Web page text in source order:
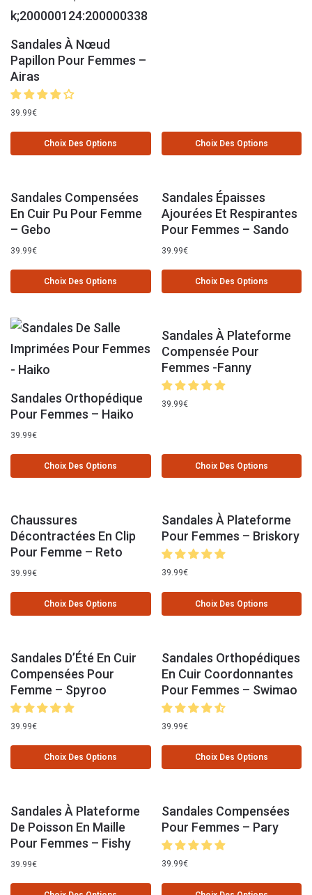
Sandales À Nœud
Papillon Pour Femmes –
Airas
39.99€
Choix Des Options Choix Des Options
Sandales Compensées
En Cuir Pu Pour Femme
– Gebo
39.99€
Choix Des Options
Sandales Épaisses
Ajourées Et Respirantes
Pour Femmes – Sando
39.99€
Choix Des Options
Sandales Orthopédique
Pour Femmes – Haiko
39.99€
Choix Des Options
Sandales À Plateforme
Compensée Pour
Femmes -Fanny
39.99€
Choix Des Options
Chaussures
Décontractées En Clip
Pour Femme – Reto
39.99€
Choix Des Options
Sandales À Plateforme
Pour Femmes – Briskory
39.99€
Choix Des Options
Sandales D’Été En Cuir
Compensées Pour
Femme – Spyroo
39.99€
Choix Des Options
Sandales Orthopédiques
En Cuir Coordonnantes
Pour Femmes – Swimao
39.99€
Choix Des Options
Sandales À Plateforme
De Poisson En Maille
Pour Femmes – Fishy
39.99€
Sandales Compensées
Pour Femmes – Pary
39.99€